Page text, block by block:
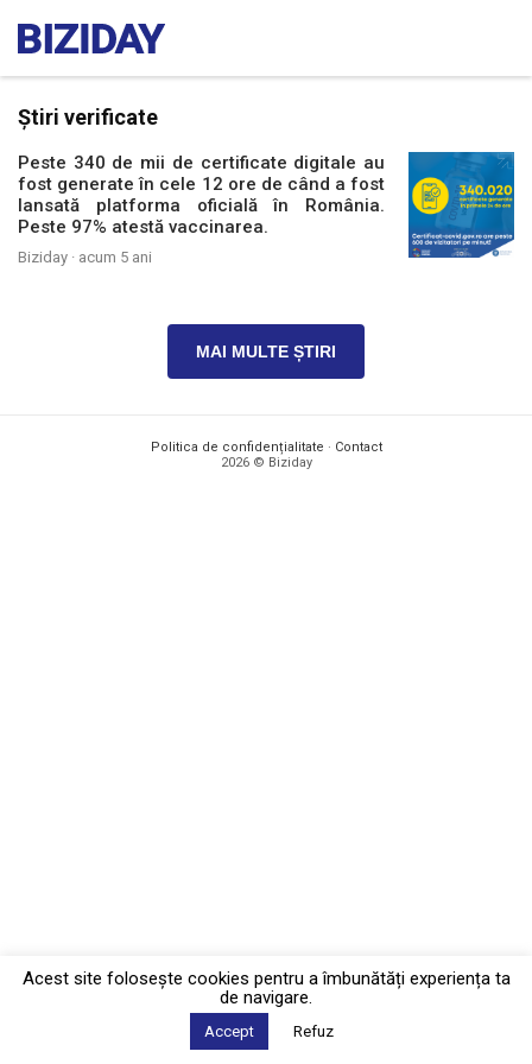
Știri verificate
Peste 340 de mii de certificate digitale au
fost generate în cele 12 ore de când a fost
lansată platforma oficială în România.
Peste 97% atestă vaccinarea.
Biziday · acum 5 ani
MAI MULTE ȘTIRI
Politica de confidențialitate · Contact
2026 © Biziday
Acest site foloseşte cookies pentru a îmbunătăți experiența ta
de navigare.
Accept Refuz